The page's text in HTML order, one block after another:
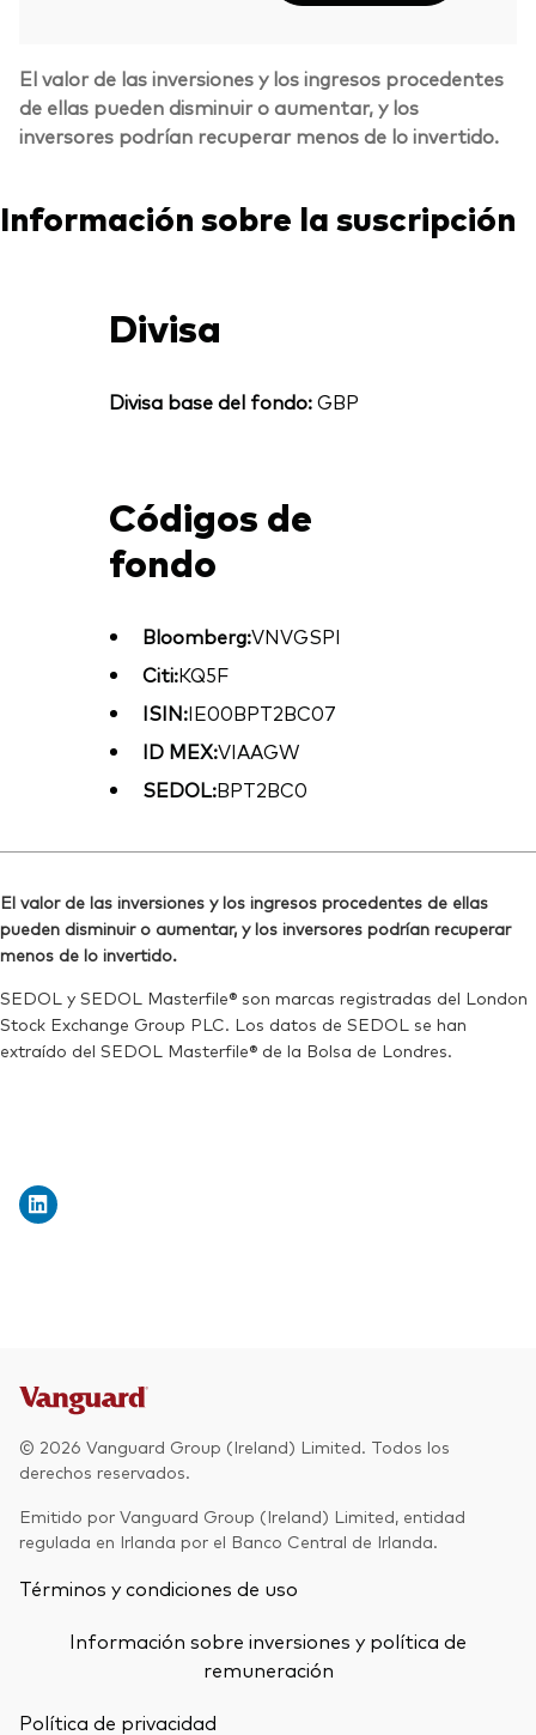
El valor de las inversiones y los ingresos procedentes
de ellas pueden disminuir o aumentar, y los
inversores podrían recuperar menos de lo invertido.
Información sobre la suscripción
Divisa
Divisa base del fondo:GBP
Códigos de
fondo
Bloomberg:VNVGSPI
Citi:KQ5F
ISIN:IE00BPT2BC07
ID MEX:VIAAGW
SEDOL:BPT2BC0
El valor de las inversiones y los ingresos procedentes de ellas
pueden disminuir o aumentar, y los inversores podrían recuperar
menos de lo invertido.
SEDOL y SEDOL Masterfile® son marcas registradas del London
Stock Exchange Group PLC. Los datos de SEDOL se han
extraído del SEDOL Masterfile® de la Bolsa de Londres.
© 2026 Vanguard Group (Ireland) Limited. Todos los
derechos reservados.
Emitido por Vanguard Group (Ireland) Limited, entidad
regulada en Irlanda por el Banco Central de Irlanda.
Términos y condiciones de uso
Información sobre inversiones y política de
remuneración
Política de privacidad